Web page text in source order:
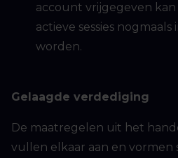
account vrijgegeven
actieve sessies
worden.
Gelaagde verdediging
De maatregelen uit het
vullen elkaar aan en vormen